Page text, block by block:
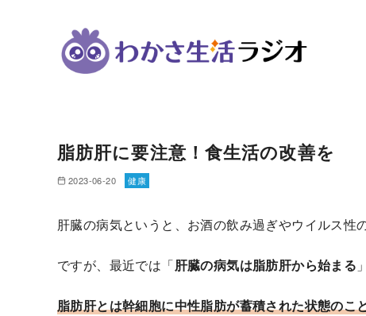
脂肪肝に要注意！食生活の改善を
2023-06-20 健康
肝臓の病気というと、お酒の飲み過ぎやウイルス性
ですが、最近では「肝臓の病気は脂肪肝から始まる
脂肪肝とは幹細胞に中性脂肪が蓄積された状態の